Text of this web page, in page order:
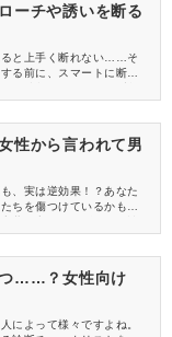
ーチや誘いを断る
ると上手く断れない……そ
る前に、スマートに断る
恋愛をしましょう。
性から言われて男
、実は逆効果！？あなた
ちを傷つけているかもし
ように注意しましょう。
つ……？女性向け
によって様々ですよね。